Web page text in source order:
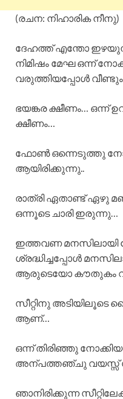
(രചന: നിഹാരിക നീനു)
ദേഹത്ത് എന്തോ
നിമിഷം മേഘ ഒന്ന്
വരുത്തിയപ്പോൾ വീണ്ടും
ഭയങ്കര ക്ഷീണം…
ക്ഷീണം…
ഫോൺ ഒന്നെടുത്തു
ആയിരിക്കുന്നു..
രാത്രി ഏതാണ്ട് ഏഴു
ഒന്നൂടെ ചാരി ഇരുന്നു…
ഇത്തവണ മനസിലായി
ശ്രദ്ധിച്ചപ്പോൾ
ആരുടെയോ കൗതുകം
സീറ്റിനു
ആണ്…
ഒന്ന് തിരിഞ്ഞു
അന്പത്തഞ്ചു വയസ്സ്
ഞാനിരിക്കുന്ന